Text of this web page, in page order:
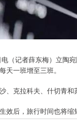
记者薛东梅）立陶宛
天一班增至三班。
克拉科夫、什切青和
后，旅行时间也将缩